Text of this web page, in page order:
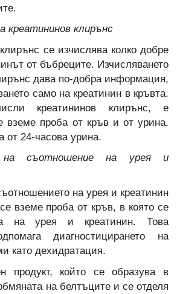
креатининов клирънс
се изчислява колко добре
от бъбреците. Изчисляването
дава по-добра информация,
само на креатинин в кръвта.
креатининов клирънс, е
вземе проба от кръв и от урина.
от 24-часова урина.
на съотношение на урея и
на урея и креатинин
вземе проба от кръв, в която се
на урея и креатинин. Това
диагностицирането на
като дехидратация.
продукт, който се образува в
на белтъците и се отделя